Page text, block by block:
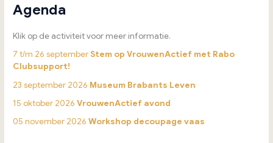
Agenda
Klik op de activiteit voor meer informatie.
7 t/m 26 septemberStem op VrouwenActief met Rabo
Clubsupport!
23 september 2026 Museum Brabants Leven
15 oktober 2026VrouwenActief avond
05 november 2026Workshop decoupage vaas